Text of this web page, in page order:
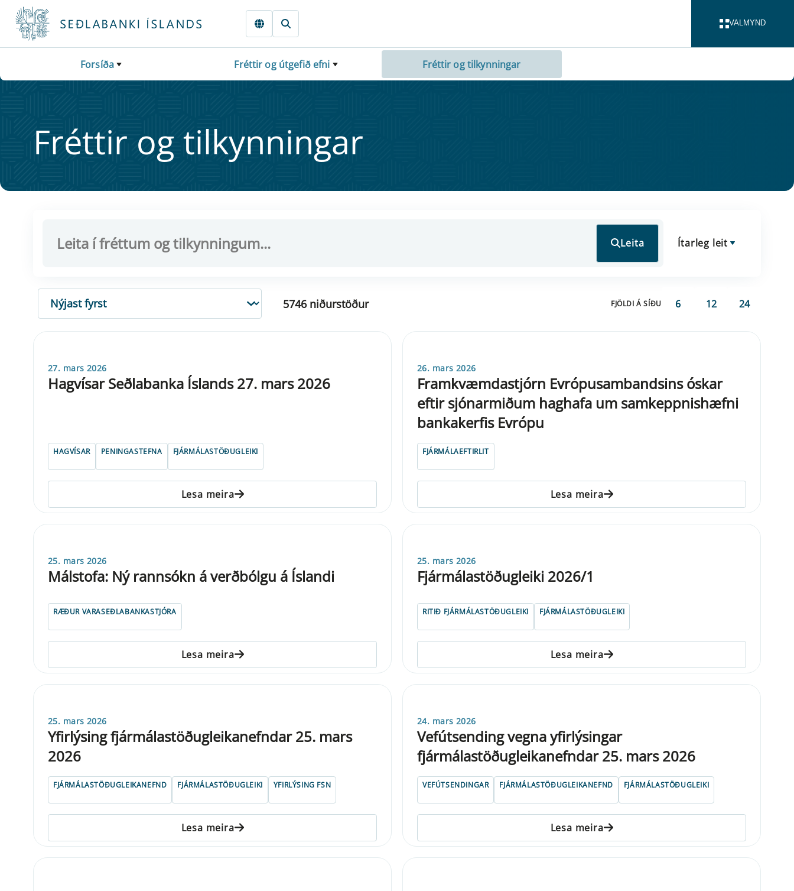
Fara beint í Meginmál
VALMYND
Forsíða Fréttir og útgefið efni Fréttir og tilkynningar
Frétt­ir og til­kynn­ing­ar
Leita Ítarleg leit
RÖÐUN
5746 niðurstöður FJÖLDI Á SÍÐU 6 12 24
27. mars 2026
Hagvísar Seðlabanka Íslands 27. mars 2026
HAGVÍSAR PENINGASTEFNA FJÁRMÁLASTÖÐUGLEIKI
Lesa meira
26. mars 2026
Framkvæmdastjórn Evrópusambandsins óskar
eftir sjónarmiðum haghafa um samkeppnishæfni
bankakerfis Evrópu
FJÁRMÁLAEFTIRLIT
Lesa meira
25. mars 2026
Málstofa: Ný rannsókn á verðbólgu á Íslandi
RÆÐUR VARASEÐLABANKASTJÓRA
Lesa meira
25. mars 2026
Fjármálastöðugleiki 2026/1
RITIÐ FJÁRMÁLASTÖÐUGLEIKI FJÁRMÁLASTÖÐUGLEIKI
Lesa meira
25. mars 2026
Yfirlýsing fjármálastöðugleikanefndar 25. mars
2026
FJÁRMÁLASTÖÐUGLEIKANEFND FJÁRMÁLASTÖÐUGLEIKI YFIRLÝSING FSN
Lesa meira
24. mars 2026
Vefútsending vegna yfirlýsingar
fjármálastöðugleikanefndar 25. mars 2026
VEFÚTSENDINGAR FJÁRMÁLASTÖÐUGLEIKANEFND FJÁRMÁLASTÖÐUGLEIKI
Lesa meira